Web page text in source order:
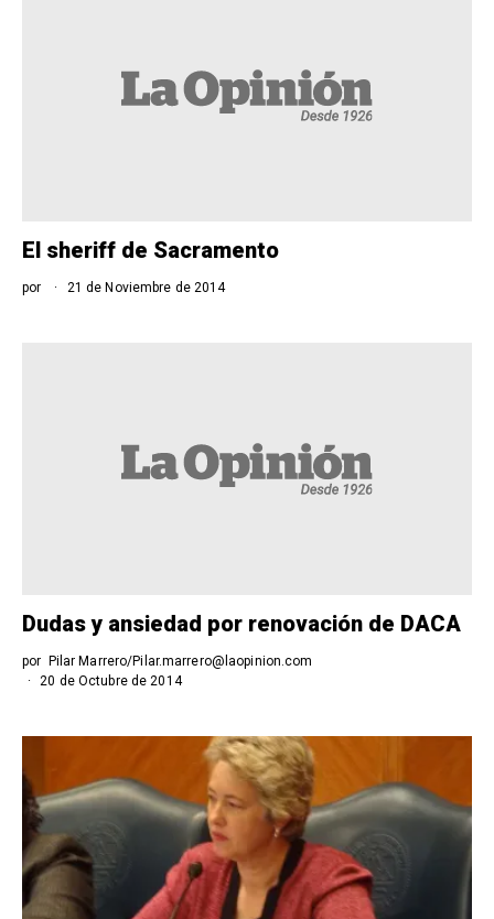
El sheriff de Sacramento
por 21 de Noviembre de 2014
Dudas y ansiedad por renovación de DACA
por
Pilar Marrero/Pilar.marrero@laopinion.com
20 de Octubre de 2014